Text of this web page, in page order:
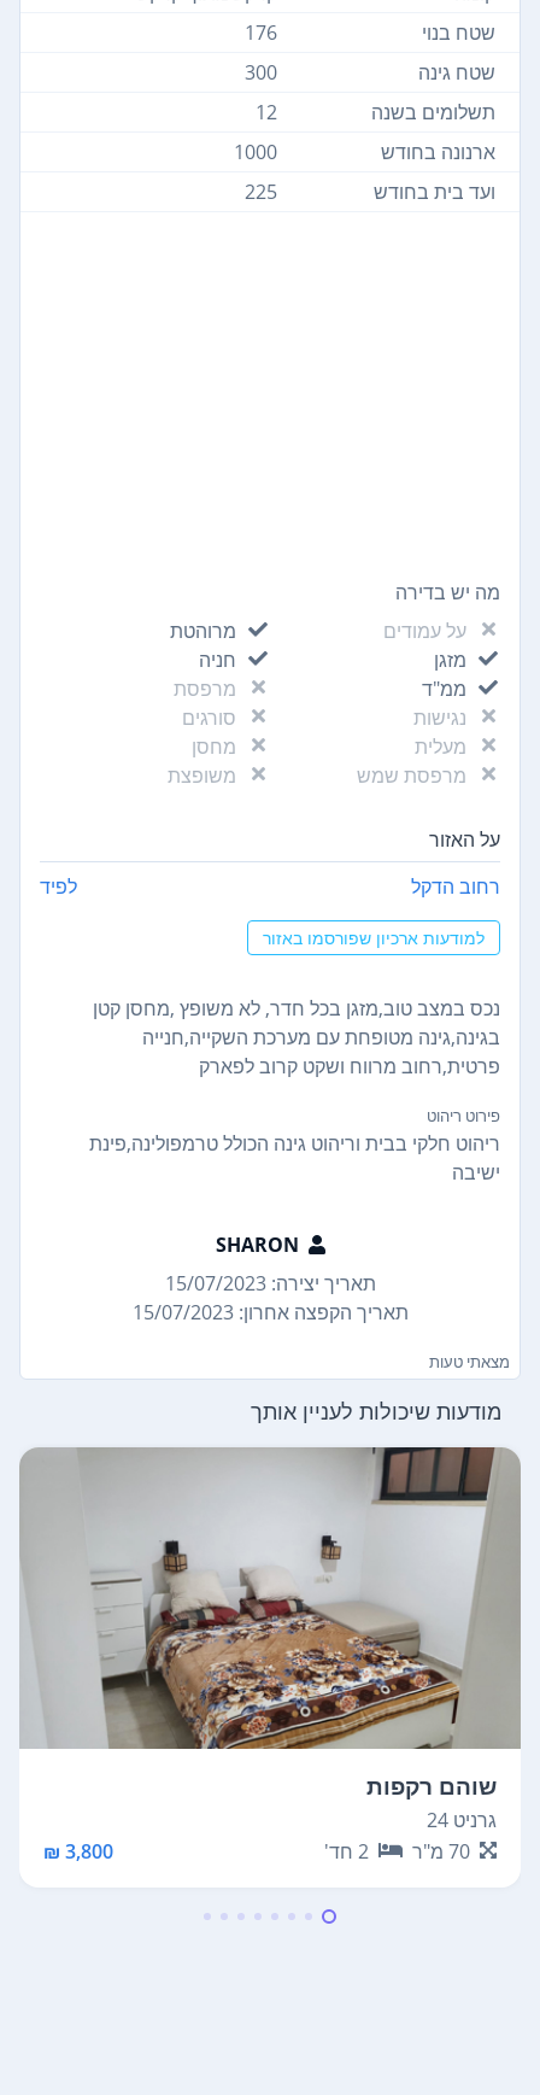
שטח בנוי
176
שטח גינה
300
תשלומים בשנה
12
ארנונה בחודש
1000
ועד בית בחודש
225
מה יש בדירה
על עמודים
מרוהטת
מזגן
חניה
ממ"ד
מרפסת
נגישות
סורגים
מעלית
מחסן
מרפסת שמש
משופצת
על האזור
רחוב הדקל לפיד
למודעות ארכיון שפורסמו באזור
נכס במצב טוב,מזגן בכל חדר, לא משופץ ,מחסן קטן
בגינה,גינה מטופחת עם מערכת השקייה,חנייה
פרטית,רחוב מרווח ושקט קרוב לפארק
פירוט ריהוט
ריהוט חלקי בבית וריהוט גינה הכולל טרמפולינה,פינת
ישיבה
SHARON
תאריך יצירה: 15/07/2023
תאריך הקפצה אחרון: 15/07/2023
מצאתי טעות
מודעות שיכולות לעניין אותך
שוהם רקפות
גרניט 24
70 מ"ר 2 חד' 3,800 ₪